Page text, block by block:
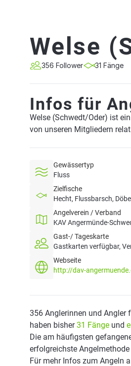
Welse
356 Follower 31 Fänge
Infos für
Welse (Schwedt/Oder) ist
von unseren Mitgliedern
Gewässertyp
Fluss
Zielfische
Hecht, Flussbarsch,
Angelverein / Verband
KAV Angermünde-
Gast-/ Tageskarte
Gastkarten verfügbar,
Webseite
http://dav-
356 Anglerinnen und Angler
haben bisher31 Fänge und
Die am häufigsten
erfolgreichste
Für mehr Infos zum Angeln